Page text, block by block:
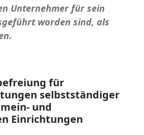
Unternehmer für sein
worden sind, als
für
selbstständiger
und
Einrichtungen